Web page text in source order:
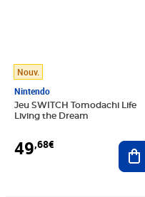
Nouv.
Nintendo
Jeu SWITCH Tomodachi Life
Living the Dream
49,68€